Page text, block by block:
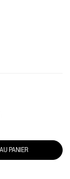
PANIER